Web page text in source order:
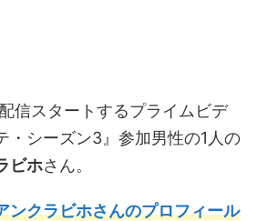
信スタートするプライムビデ
・シーズン3』参加男性の1人の
ビホさん。
ンクラビホさんのプロフィール